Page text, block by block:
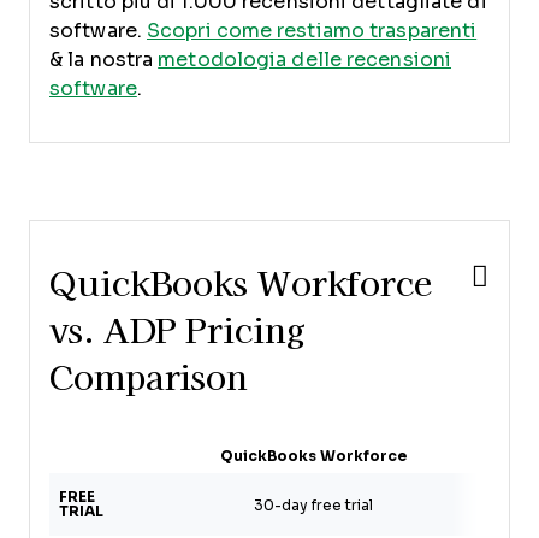
software. Scopri come restiamo trasparenti
& la nostra metodologia delle recensioni
software.
QuickBooks Workforce
vs. ADP Pricing
Comparison
QuickBooks Workforce
FREE
TRIAL
30-day free trial